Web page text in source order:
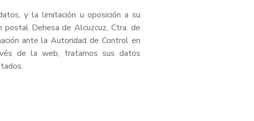
y la limitación u oposición a su
postal Dehesa de Alcuzcuz, Ctra. de
ante la Autoridad de Control en
de la web, tratamos sus datos